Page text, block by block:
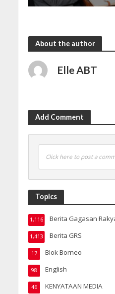
About the author
Elle ABT
Add Comment
Click here to post a
Topics
Berita Gagasan
1,116
Berita GRS
1,413
Blok Borneo
17
English
98
KENYATAAN MEDIA
46